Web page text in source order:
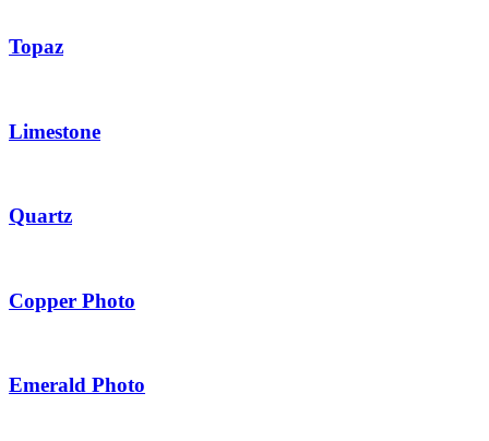
Topaz
Limestone
Quartz
Copper Photo
Emerald Photo